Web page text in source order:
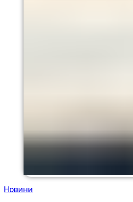
Новини